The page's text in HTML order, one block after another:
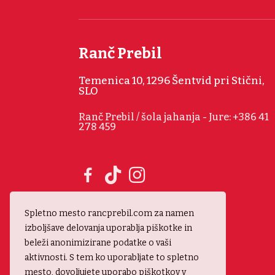
Spletno mesto rancprebil.com za namen
izboljšave delovanja uporablja piškotke in
beleži anonimizirane podatke o vaši
aktivnosti. S tem ko uporabljate to spletno
mesto, dovoljujete uporabo piškotkov v
Ranč Prebil
Temenica 10, 1296 Šentvid pri Stični,
SLO
Ranč Prebil / šola jahanja - Jure: +386 41
278 459